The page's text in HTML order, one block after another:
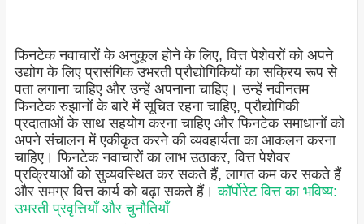
फिनटेक नवाचारों के अनुकूल होने के लिए, वित्त पेशेवरों को अपने
उद्योग के लिए प्रासंगिक उभरती प्रौद्योगिकियों का सक्रिय रूप से
पता लगाना चाहिए और उन्हें अपनाना चाहिए। उन्हें नवीनतम
फिनटेक रुझानों के बारे में सूचित रहना चाहिए, प्रौद्योगिकी
प्रदाताओं के साथ सहयोग करना चाहिए और फिनटेक समाधानों को
अपने संचालन में एकीकृत करने की व्यवहार्यता का आकलन करना
चाहिए। फिनटेक नवाचारों का लाभ उठाकर, वित्त पेशेवर
प्रक्रियाओं को सुव्यवस्थित कर सकते हैं, लागत कम कर सकते हैं
और समग्र वित्त कार्य को बढ़ा सकते हैं।कॉर्पोरेट वित्त का भविष्य:
उभरती प्रवृत्तियाँ और चुनौतियाँ